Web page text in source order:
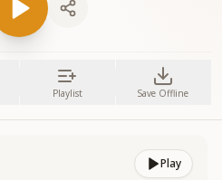
Playlist Save Offline
Play